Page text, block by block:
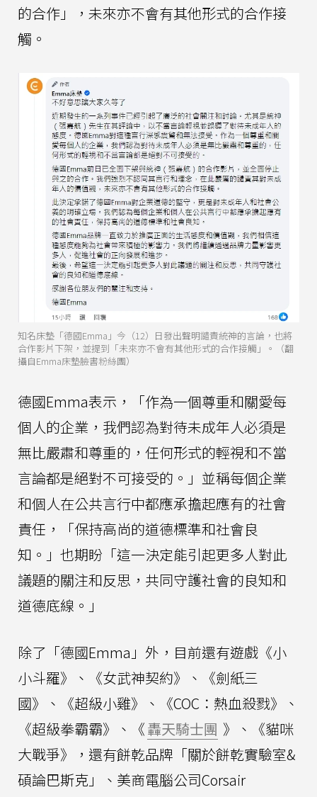
的合作」，未來亦不會有其他形式的合作接
觸。
知名床墊「德國Emma」今（12）日發出聲明譴責統神的言論，也將
合作影片下架，並提到「未來亦不會有其他形式的合作接觸」。（翻
攝自Emma床墊臉書粉絲團）
德國Emma表示，「作為一個尊重和關愛每
個人的企業，我們認為對待未成年人必須是
無比嚴肅和尊重的，任何形式的輕視和不當
言論都是絕對不可接受的。」並稱每個企業
和個人在公共言行中都應承擔起應有的社會
責任，「保持高尚的道德標準和社會良
知。」也期盼「這一決定能引起更多人對此
議題的關注和反思，共同守護社會的良知和
道德底線。」
除了「德國Emma」外，目前還有遊戲《小
小斗羅》、《女武神契約》、《劍紙三
國》、《超級小雞》、《COC：熱血殺戮》、
《超級拳霸霸》、《轟天騎士團 》、《貓咪
大戰爭》，還有餅乾品牌「關於餅乾實驗室&
碩論巴斯克」、美商電腦公司Corsair